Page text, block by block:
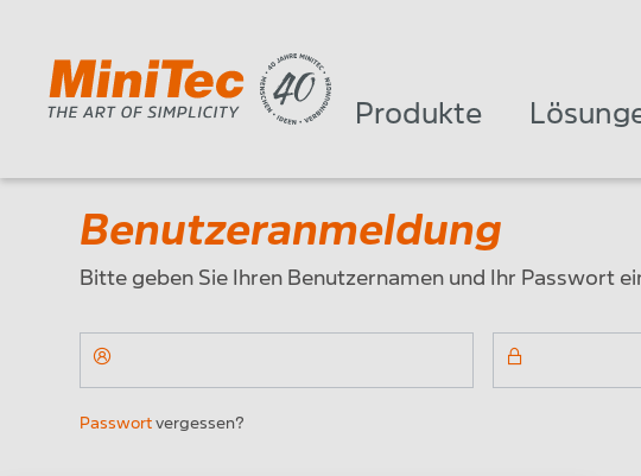
Produkte
Benutzeranmeldung
Bitte geben Sie Ihren Benutzernamen und Ihr Passwort
Benutzername: Passwort:
Passwort vergessen?